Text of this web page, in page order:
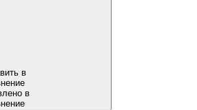
в
в